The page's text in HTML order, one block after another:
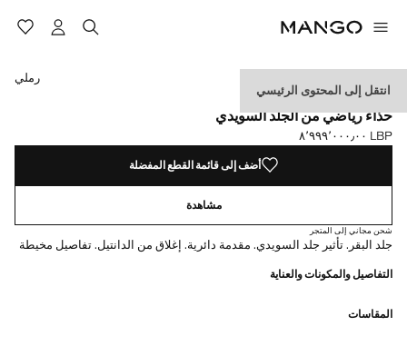
انتقل إلى المحتوى الرئيسي
الجلد
حذاء رياضي من الجلد السويدي
السعر الحالي [LBP ٨٬٩٩٩٬٠٠٠٫٠٠ ]
LBP ٨٬٩٩٩٬٠٠٠٫٠٠
حدد اللون
رملي
أضف إلى قائمة القطع المفضلة
مشاهدة
شحن مجاني إلى المتجر
جلد البقر. تأثير جلد السويدي. مقدمة دائرية. إغلاق من الدانتيل. تفاصيل مخيطة
التفاصيل والمكونات والعناية
المقاسات